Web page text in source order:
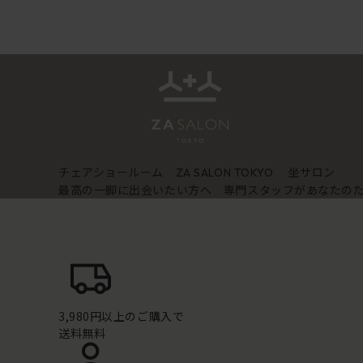
チェアショールーム ZA SALON TOKYO
坐サロン
最高の一脚に出会いたい方へ 専門スタッフがあなたの
3,980円以上のご購入で
送料無料